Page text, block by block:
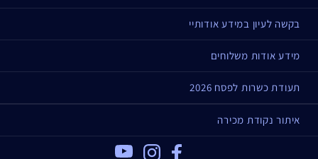
בקשה לעיון במידע אודותיי
מידע אודות משלוחים
תעודת כשרות לפסח 2026
איתור נקודת מכירה
Facebook